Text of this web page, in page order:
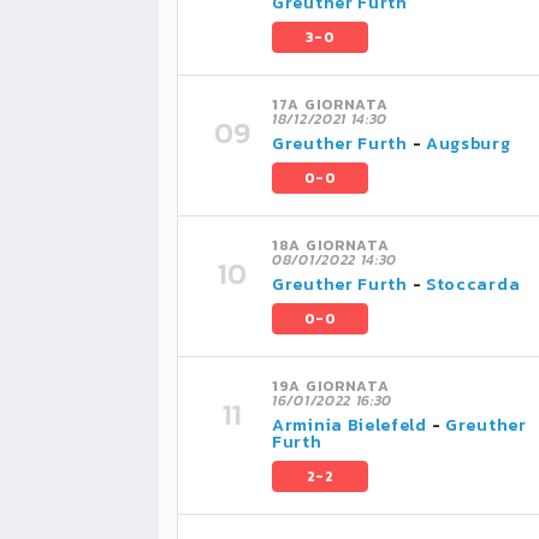
3-0
17A GIORNATA
18/12/2021 14:30
Greuther Furth - Augsburg
0-0
18A GIORNATA
08/01/2022 14:30
Greuther Furth - Stoccarda
0-0
19A GIORNATA
16/01/2022 16:30
Arminia Bielefeld - Greuther
Furth
2-2